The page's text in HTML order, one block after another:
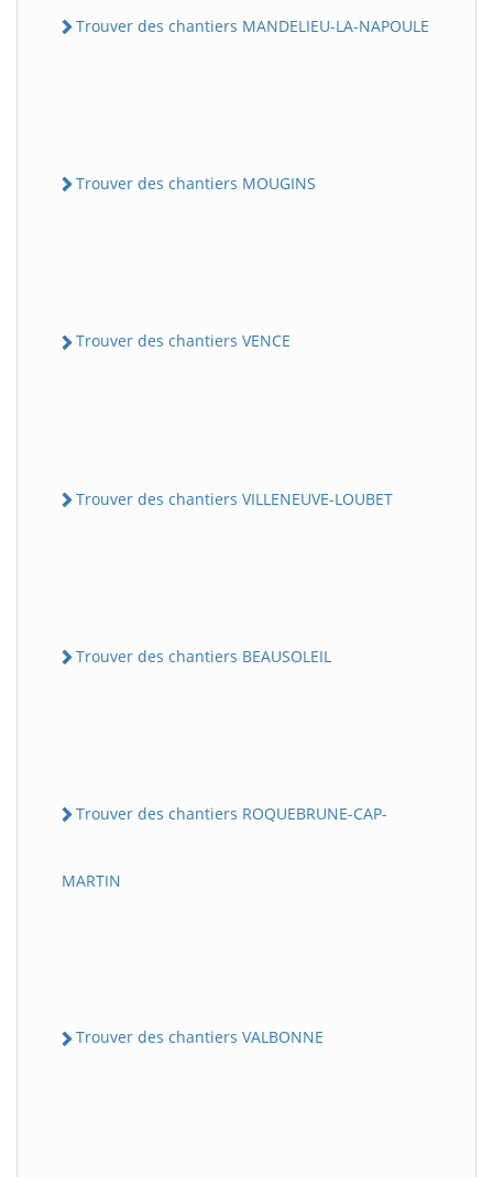
Trouver des chantiers MANDELIEU-LA-NAPOULE
Trouver des chantiers MOUGINS
Trouver des chantiers VENCE
Trouver des chantiers VILLENEUVE-LOUBET
Trouver des chantiers BEAUSOLEIL
Trouver des chantiers ROQUEBRUNE-CAP-
MARTIN
Trouver des chantiers VALBONNE